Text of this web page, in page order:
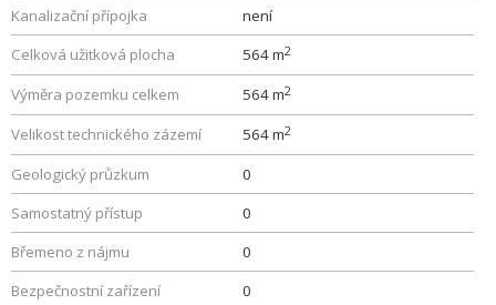
Kanalizační přípojka
není
Celková užitková plocha
564 m2
Výměra pozemku celkem 564 m2
Velikost technického zázemí 564 m2
Geologický průzkum
0
Samostatný přístup
0
Břemeno z nájmu
0
Bezpečnostní zařízení
0